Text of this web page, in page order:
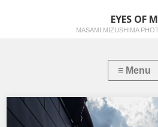
EYES OF M
MASAMI MIZUSHIMA